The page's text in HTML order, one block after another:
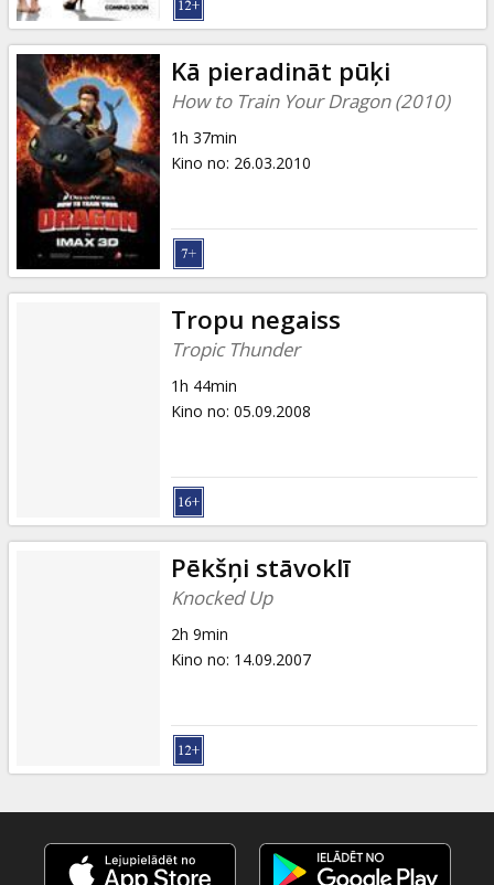
Kā pieradināt pūķi
How to Train Your Dragon (2010)
1h 37min
Kino no: 26.03.2010
Tropu negaiss
Tropic Thunder
1h 44min
Kino no: 05.09.2008
Pēkšņi stāvoklī
Knocked Up
2h 9min
Kino no: 14.09.2007